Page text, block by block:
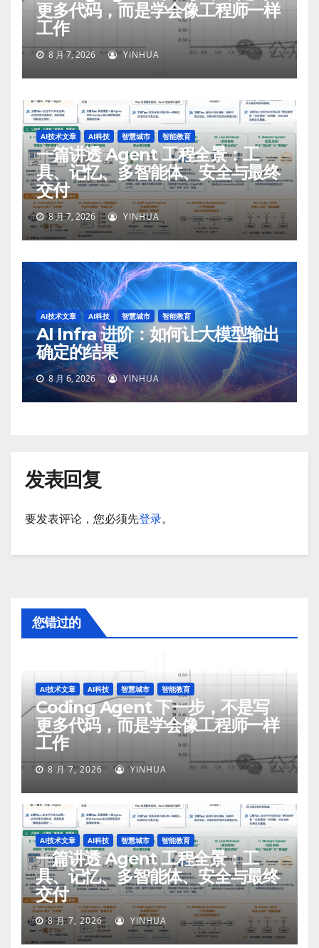
更多代码，而是学会像工程师一样
工作
8 月 7, 2026 YINHUA
AI技术文章 AI科技 智慧城市 智能教育
一篇讲透 Agent 工程全景：工
具、记忆、多智能体、安全与最终
交付
8 月 7, 2026 YINHUA
AI技术文章 AI科技 智慧城市 智能教育
AI Infra 进阶：如何让大模型输出
确定的结果
8 月 6, 2026 YINHUA
发表回复
要发表评论，您必须先登录。
您错过的
AI技术文章 AI科技 智慧城市 智能教育
Coding Agent 下一步，不是写
更多代码，而是学会像工程师一样
工作
8 月 7, 2026 YINHUA
AI技术文章 AI科技 智慧城市 智能教育
一篇讲透 Agent 工程全景：工
具、记忆、多智能体、安全与最终
交付
8 月 7, 2026 YINHUA